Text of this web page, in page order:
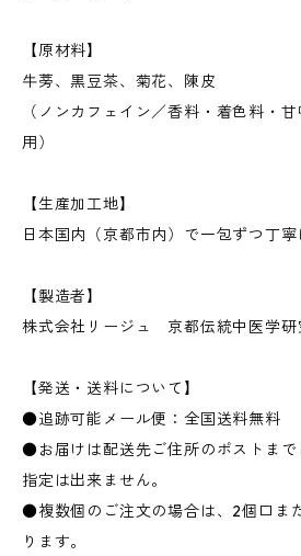
【原材料】
牛蒡、黒豆茶、菊花、陳皮
（ノンカフェイン／香料・着色料・
用）
【生産加工地】
日本国内（京都市内）で一包ずつ丁
【製造者】
株式会社リージュ 京都伝統中医学研
【発送・送料について】
●追跡可能メール便：全国送料無料
●お届けは配送先ご住所のポストま
指定は出来ません。
●複数個のご注文の場合は、2個口ま
ります。